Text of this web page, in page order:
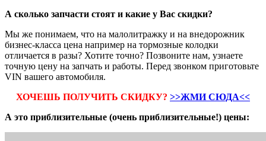
А сколько запчасти стоят и какие у Вас скидки?
Мы же понимаем, что на малолитражку и на внедорожник
бизнес-класса цена например на тормозные колодки
отличается в разы? Хотите точно? Позвоните нам, узнаете
точную цену на запчать и работы. Перед звонком приготовьте
VIN вашего автомобиля.
ХОЧЕШЬ ПОЛУЧИТЬ СКИДКУ? >>ЖМИ СЮДА<<
А это приблизительные (очень приблизительные!) цены: